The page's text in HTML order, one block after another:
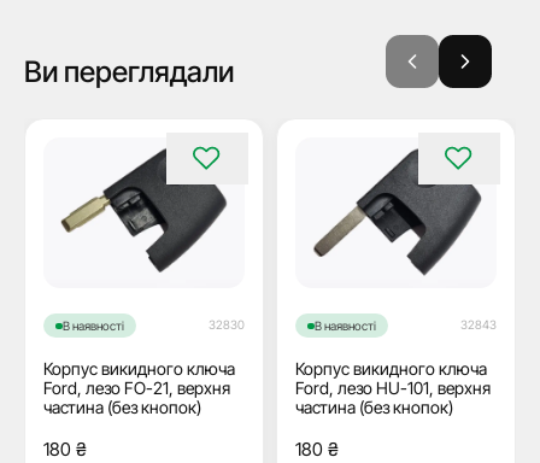
Ви переглядали
В наявності 32830
Корпус викидного ключа
Ford, лезо FO-21, верхня
частина (без кнопок)
180 ₴
В наявності 32843
Корпус викидного ключа
Ford, лезо HU-101, верхня
частина (без кнопок)
180 ₴